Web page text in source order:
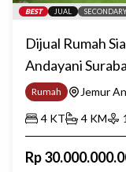
BEST JUAL SECONDARY
Dijual Rumah
Andayani
Rumah
Jemur
4 KT 4 KM
Rp